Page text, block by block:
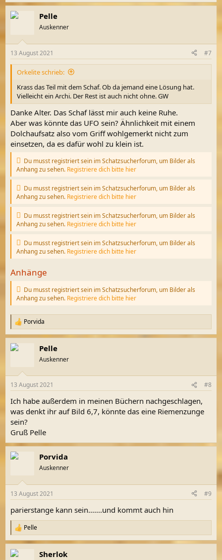
a
k
e
n
Pelle
Auskenner
13 August 2021 #7
Orkelite schrieb:
Krass das Teil mit dem Schaf. Ob da jemand eine Lösung hat.
Vielleicht ein Archi. Der Rest ist auch nicht ohne. GW
Danke Alter. Das Schaf lässt mir auch keine Ruhe.
Aber was könnte das UFO sein? Ähnlichkeit mit einem
Dolchaufsatz also vom Griff wohlgemerkt nicht zum
einsetzen, da es dafür wohl zu klein ist.
Du musst registriert sein im Schatzsucherforum, um Bilder als
Anhang zu sehen. Registriere dich bitte hier
Du musst registriert sein im Schatzsucherforum, um Bilder als
Anhang zu sehen. Registriere dich bitte hier
Du musst registriert sein im Schatzsucherforum, um Bilder als
Anhang zu sehen. Registriere dich bitte hier
Du musst registriert sein im Schatzsucherforum, um Bilder als
Anhang zu sehen. Registriere dich bitte hier
Anhänge
Du musst registriert sein im Schatzsucherforum, um Bilder als
Anhang zu sehen. Registriere dich bitte hier
R
e
a
k
e
:
Porvida
Pelle
Auskenner
13 August 2021 #8
Ich habe außerdem in meinen Büchern nachgeschlagen,
was denkt ihr auf Bild 6,7, könnte das eine Riemenzunge
sein?
Gruß Pelle
Porvida
Auskenner
13 August 2021 #9
parierstange kann sein.......und kommt auch hin
R
e
a
k
Pelle
Sherlok